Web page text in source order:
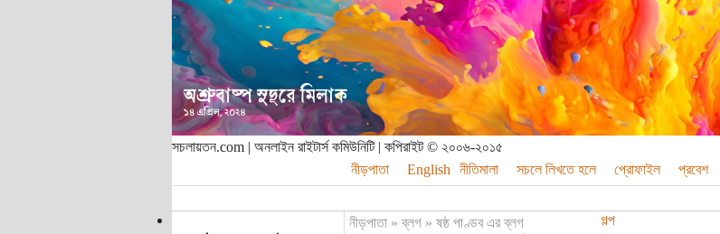
সচলায়তন.com | অনলাইন রাইটার্স কমিউনিটি | কপিরাইট © ২০০৬-২০১৫
নীড়পাতা
English নীতিমালা সচলে লিখতে হলে প্রোফাইল প্রবেশ
গল্প
নীড়পাতা»ব্লগ» ষষ্ঠ পাণ্ডব এর ব্লগ